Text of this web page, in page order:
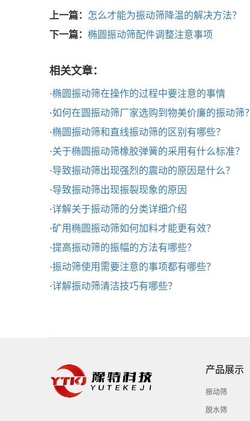
上一篇： 怎么才能为振动筛降温的解决方法？
下一篇： 椭圆振动筛配件调整注意事项
相关文章：
·椭圆振动筛在操作的过程中要注意的事情
·如何在圆振动筛厂家选购到物美价廉的振动筛？
·椭圆振动筛和直线振动筛的区别有哪些？
·关于椭圆振动筛橡胶弹簧的采用有什么标准？
·导致振动筛出现强烈的震动的原因是什么？
·导致振动筛出现振裂现象的原因
·详解关于振动筛的分类详细介绍
·矿用椭圆振动筛如何加料才能更有效？
·提高振动筛的振幅的方法有哪些？
·振动筛使用需要注意的事项都有哪些？
·详解振动筛清洁技巧有哪些？
产品展示
振动筛
脱水筛